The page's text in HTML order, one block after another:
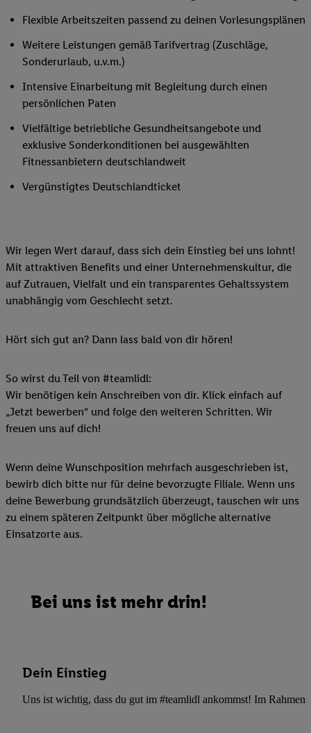
Flexible Arbeitszeiten passend zu deinen Vorlesungsplänen
Weitere Leistungen gemäß Tarifvertrag (Zuschläge,
Sonderurlaub, u.v.m.)
Intensive Einarbeitung mit Begleitung durch einen
persönlichen Paten
Vielfältige betriebliche Gesundheitsangebote und
exklusive Sonderkonditionen bei ausgewählten
Fitnessanbietern deutschlandweit
Vergünstigtes Deutschlandticket
Wir legen Wert darauf, dass sich dein Einstieg bei uns lohnt!
Mit attraktiven Benefits und einer Unternehmenskultur, die
auf Zutrauen, Vielfalt und ein transparentes Gehaltssystem
unabhängig vom Geschlecht setzt.
Hört sich gut an? Dann lass bald von dir hören!
So wirst du Teil von #teamlidl:
Wir benötigen kein Anschreiben von dir. Klick einfach auf
„Jetzt bewerben“ und folge den weiteren Schritten. Wir
freuen uns auf dich!
Wenn deine Wunschposition mehrfach ausgeschrieben ist,
bewirb dich bitte nur für deine bevorzugte Filiale. Wenn uns
deine Bewerbung grundsätzlich überzeugt, tauschen wir uns
zu einem späteren Zeitpunkt über mögliche alternative
Einsatzorte aus.
Bei uns ist mehr drin!
Dein Einstieg
Uns ist wichtig, dass du gut im #teamlidl ankommst! Im Rahmen